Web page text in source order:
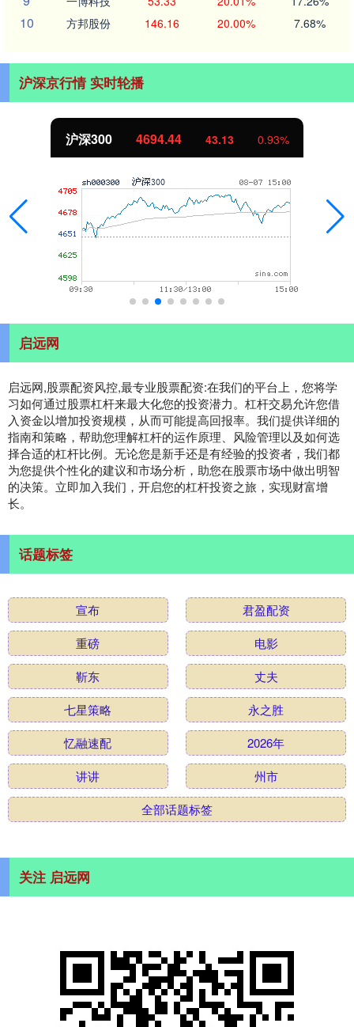
10 方邦股份 146.16 20.00% 7.68%
沪深京行情 实时轮播
沪深300 4694.44 43.13 0.93%
启远网
启远网,股票配资风控,最专业股票配资:在我们的平台上，您将学
习如何通过股票杠杆来最大化您的投资潜力。杠杆交易允许您借
入资金以增加投资规模，从而可能提高回报率。我们提供详细的
指南和策略，帮助您理解杠杆的运作原理、风险管理以及如何选
择合适的杠杆比例。无论您是新手还是有经验的投资者，我们都
为您提供个性化的建议和市场分析，助您在股票市场中做出明智
的决策。立即加入我们，开启您的杠杆投资之旅，实现财富增
长。
话题标签
宣布
君盈配资
重磅
电影
靳东
丈夫
七星策略
永之胜
忆融速配
2026年
讲讲
州市
全部话题标签
关注 启远网